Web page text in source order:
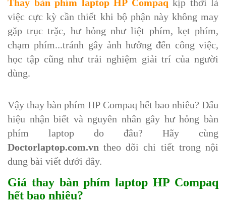
Thay bàn phím laptop HP Compaq kịp thời là
việc cực kỳ cần thiết khi bộ phận này không may
gặp trục trặc, hư hỏng như liệt phím, kẹt phím,
chạm phím...tránh gây ảnh hưởng đến công việc,
học tập cũng như trải nghiệm giải trí của người
dùng.
Vậy thay bàn phím HP Compaq hết bao nhiêu? Dấu
hiệu nhận biết và nguyên nhân gây hư hỏng bàn
phím laptop do đâu? Hãy cùng
Doctorlaptop.com.vn theo dõi chi tiết trong nội
dung bài viết dưới đây.
Giá thay bàn phím laptop HP Compaq
hết bao nhiêu?